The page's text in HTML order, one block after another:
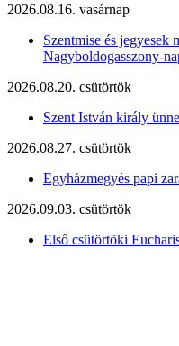
2026.08.16. vasárnap
Szentmise és jegyesek
Nagyboldogasszony-
2026.08.20. csütörtök
Szent István király
2026.08.27. csütörtök
Egyházmegyés papi
2026.09.03. csütörtök
Első csütörtöki